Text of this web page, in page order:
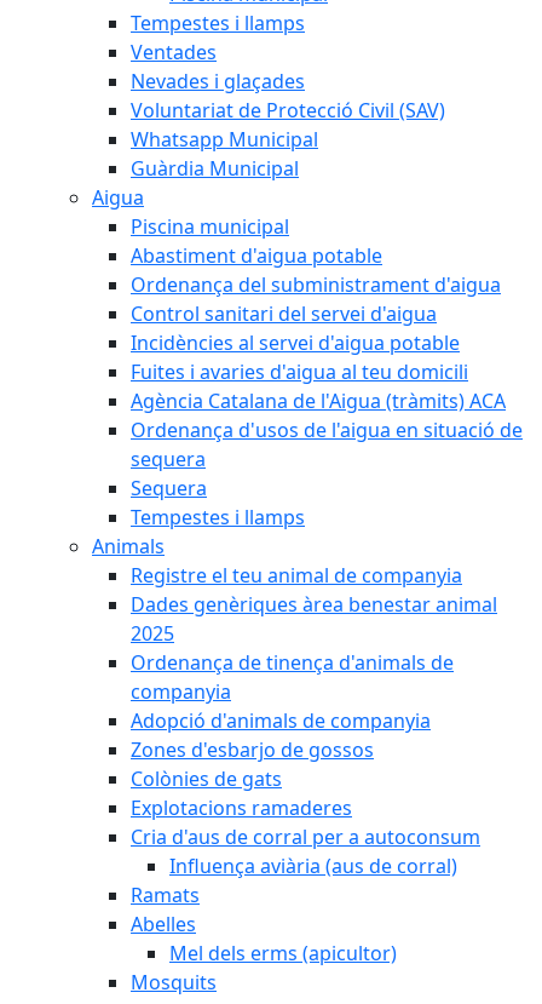
Tempestes i llamps
Ventades
Nevades i glaçades
Voluntariat de Protecció Civil (SAV)
Whatsapp Municipal
Guàrdia Municipal
Aigua
Piscina municipal
Abastiment d'aigua potable
Ordenança del subministrament d'aigua
Control sanitari del servei d'aigua
Incidències al servei d'aigua potable
Fuites i avaries d'aigua al teu domicili
Agència Catalana de l'Aigua (tràmits) ACA
Ordenança d'usos de l'aigua en situació de
sequera
Sequera
Tempestes i llamps
Animals
Registre el teu animal de companyia
Dades genèriques àrea benestar animal
2025
Ordenança de tinença d'animals de
companyia
Adopció d'animals de companyia
Zones d'esbarjo de gossos
Colònies de gats
Explotacions ramaderes
Cria d'aus de corral per a autoconsum
Influença aviària (aus de corral)
Ramats
Abelles
Mel dels erms (apicultor)
Mosquits